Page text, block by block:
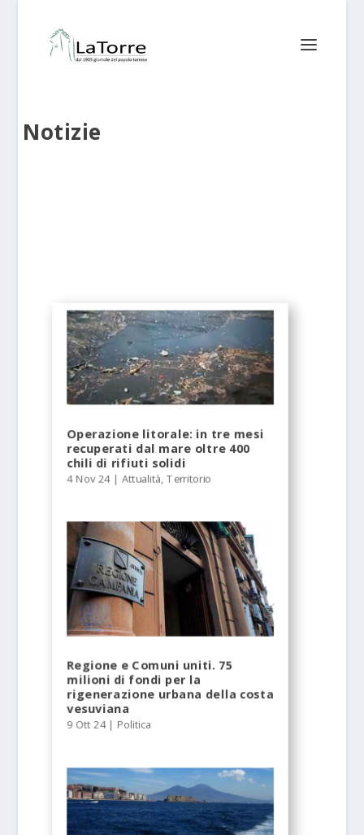
Notizie
Operazione litorale: in tre mesi
recuperati dal mare oltre 400
chili di rifiuti solidi
4 Nov 24|Attualità,Territorio
Regione e Comuni uniti. 75
milioni di fondi per la
rigenerazione urbana della costa
vesuviana
9 Ott 24| Politica